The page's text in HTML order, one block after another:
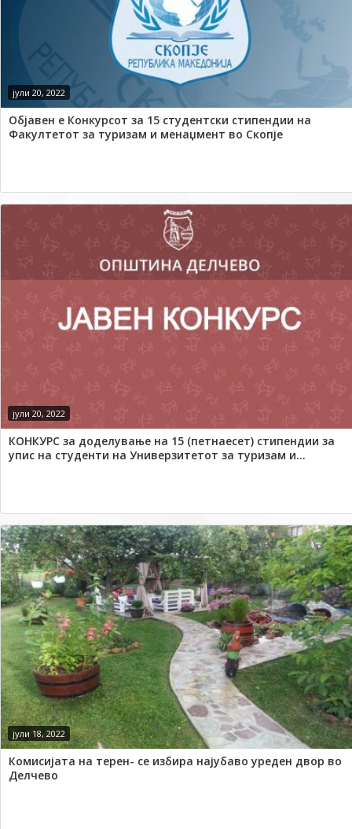
јули 20, 2022
Објавен е Конкурсот за 15 студентски стипендии на
Факултетот за туризам и менаџмент во Скопје
јули 20, 2022
КОНКУРС за доделување на 15 (петнаесет) стипендии за
упис на студенти на Универзитетот за туризам и...
јули 18, 2022
Комисијата на терен- се избира најубаво уреден двор во
Делчево